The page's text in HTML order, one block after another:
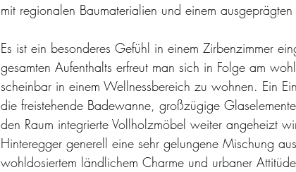
mit regionalen Baumaterialien und einem ausgeprägten
Es ist ein besonderes Gefühl in einem Zirbenzimmer
gesamten Aufenthalts erfreut man sich in Folge am
scheinbar in einem Wellnessbereich zu wohnen. Ein
die freistehende Badewanne, großzügige
den Raum integrierte Vollholzmöbel weiter angeheizt
Hinteregger generell eine sehr gelungene Mischung
wohldosiertem ländlichem Charme und urbaner